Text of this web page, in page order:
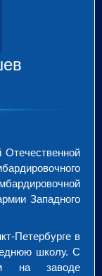
Отечественной
Западного
Петербурге в
школу. С
на заводе